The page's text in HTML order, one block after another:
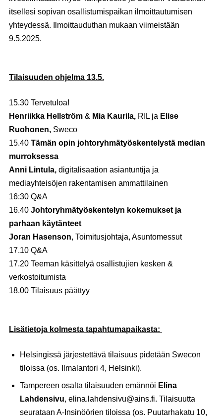
itsellesi sopivan osallistumispaikan ilmoittautumisen
yhteydessä. Ilmoittauduthan mukaan viimeistään
9.5.2025.
Tilaisuuden ohjelma 13.5.
15.30 Tervetuloa!
Henriikka Hellström & Mia Kaurila, RIL ja Elise
Ruohonen, Sweco
15.40 Tämän opin johtoryhmätyöskentelystä median
murroksessa
Anni Lintula, digitalisaation asiantuntija ja
mediayhteisöjen rakentamisen ammattilainen
16:30 Q&A
16.40 Johtoryhmätyöskentelyn kokemukset ja
parhaan käytänteet
Joran Hasenson, Toimitusjohtaja, Asuntomessut
17.10 Q&A
17.20 Teeman käsittelyä osallistujien kesken &
verkostoitumista
18.00 Tilaisuus päättyy
Lisätietoja kolmesta tapahtumapaikasta:
Helsingissä järjestettävä tilaisuus pidetään Swecon
tiloissa (os. Ilmalantori 4, Helsinki).
Tampereen osalta tilaisuuden emännöi Elina
Lahdensivu, elina.lahdensivu@ains.fi. Tilaisuutta
seurataan A-Insinöörien tiloissa (os. Puutarhakatu 10,